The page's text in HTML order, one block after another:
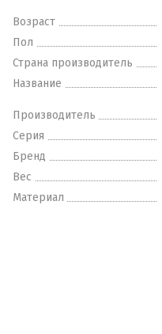
Возраст
Пол
Страна производитель
Название
Производитель
Серия
Бренд
Вес
Материал